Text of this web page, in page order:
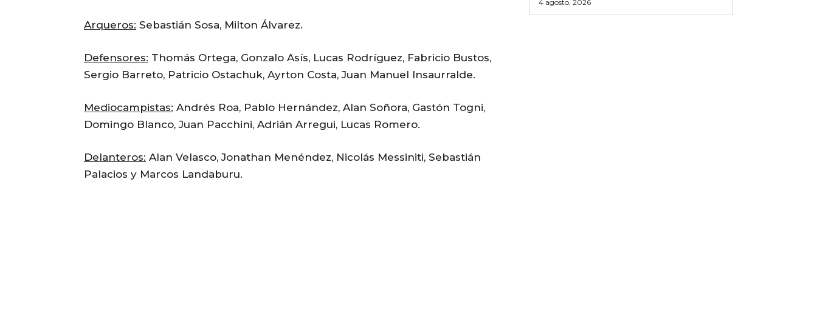
Arqueros: Sebastián Sosa, Milton Álvarez.
Defensores: Thomás Ortega, Gonzalo Asís, Lucas Rodríguez, Fabricio Bustos,
Sergio Barreto, Patricio Ostachuk, Ayrton Costa, Juan Manuel Insaurralde.
Mediocampistas: Andrés Roa, Pablo Hernández, Alan Soñora, Gastón Togni,
Domingo Blanco, Juan Pacchini, Adrián Arregui, Lucas Romero.
Delanteros: Alan Velasco, Jonathan Menéndez, Nicolás Messiniti, Sebastián
Palacios y Marcos Landaburu.
4 agosto, 2026